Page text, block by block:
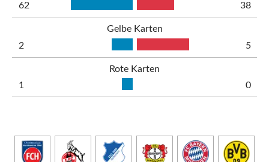
62
38
Gelbe Karten
2
5
Rote Karten
1
0